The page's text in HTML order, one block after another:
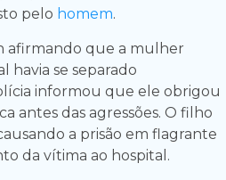
pelo homem.
afirmando que a mulher
havia se separado
informou que ele obrigou
antes das agressões. O filho
a prisão em flagrante
da vítima ao hospital.